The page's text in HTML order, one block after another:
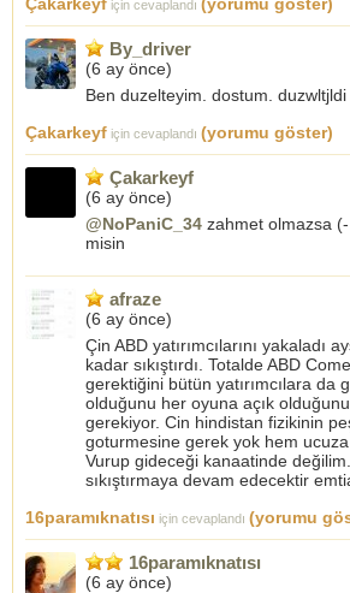
için cevaplandı
By_driver
(6 ay önce)
Ben duzelteyim. dostum.
Çakarkeyf için cevaplandı (yorumu göster)
Çakarkeyf
(6 ay önce)
@NoPaniC_34 zahmet olmazsa
misin
afraze
(6 ay önce)
Çin ABD yatırımcılarını yakaladı
kadar sıkıştırdı. Totalde ABD
gerektiğini bütün yatırımcılara da
olduğunu her oyuna açık
gerekiyor. Cin hindistan fizikinin
goturmesine gerek yok hem ucuza
Vurup gideceği kanaatinde
sıkıştırmaya devam edecektir
16paramıknatısı için cevaplandı (yorumu
16paramıknatısı
(6 ay önce)